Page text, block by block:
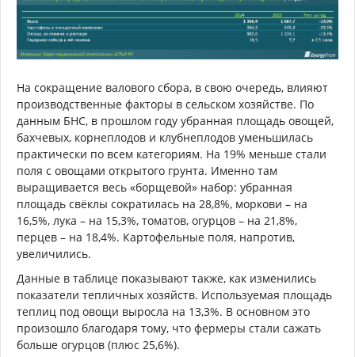
На сокращение валового сбора, в свою очередь, влияют
производственные факторы в сельском хозяйстве. По
данным БНС, в прошлом году убранная площадь овощей,
бахчевых, корнеплодов и клубнеплодов уменьшилась
практически по всем категориям. На 19% меньше стали
поля с овощами открытого грунта. Именно там
выращивается весь «борщевой» набор: убранная
площадь свёклы сократилась на 28,8%, моркови – на
16,5%, лука – на 15,3%, томатов, огурцов – на 21,8%,
перцев – на 18,4%. Картофельные поля, напротив,
увеличились.
Данные в таблице показывают также, как изменились
показатели тепличных хозяйств. Используемая площадь
теплиц под овощи выросла на 13,3%. В основном это
произошло благодаря тому, что фермеры стали сажать
больше огурцов (плюс 25,6%).